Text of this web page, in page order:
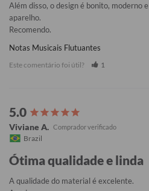
Além disso, o design é bonito, moderno
aparelho.
Recomendo.
Notas Musicais Flutuantes
Este comentário foi útil? 1
Viviane A.
Brazil
Ótima qualidade e linda
A qualidade do material é excelente.